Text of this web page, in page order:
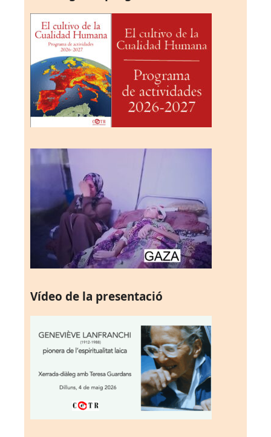
Vídeo de la presentació